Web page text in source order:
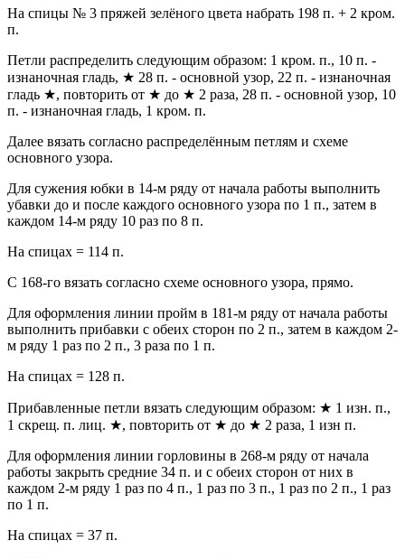
На спицы № 3 пряжей зелёного цвета набрать 198 п. + 2 кром.
п.
Петли распределить следующим образом: 1 кром. п., 10 п. -
изнаночная гладь, ★ 28 п. - основной узор, 22 п. - изнаночная
гладь ★, повторить от ★ до ★ 2 раза, 28 п. - основной узор, 10
п. - изнаночная гладь, 1 кром. п.
Далее вязать согласно распределённым петлям и схеме
основного узора.
Для сужения юбки в 14-м ряду от начала работы выполнить
убавки до и после каждого основного узора по 1 п., затем в
каждом 14-м ряду 10 раз по 8 п.
На спицах = 114 п.
С 168-го вязать согласно схеме основного узора, прямо.
Для оформления линии пройм в 181-м ряду от начала работы
выполнить прибавки с обеих сторон по 2 п., затем в каждом 2-
м ряду 1 раз по 2 п., 3 раза по 1 п.
На спицах = 128 п.
Прибавленные петли вязать следующим образом: ★ 1 изн. п.,
1 скрещ. п. лиц. ★, повторить от ★ до ★ 2 раза, 1 изн п.
Для оформления линии горловины в 268-м ряду от начала
работы закрыть средние 34 п. и с обеих сторон от них в
каждом 2-м ряду 1 раз по 4 п., 1 раз по 3 п., 1 раз по 2 п., 1 раз
по 1 п.
На спицах = 37 п.